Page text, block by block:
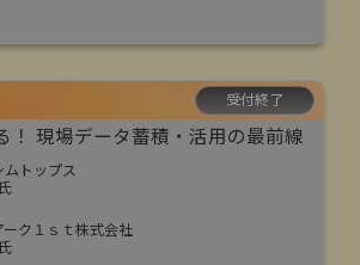
受付終了
！ 現場データ蓄積・活用の最前線
トップス
ーク１ｓｔ株式会社